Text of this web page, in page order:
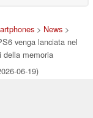
> News >
venga lanciata nel
della memoria
06-19)